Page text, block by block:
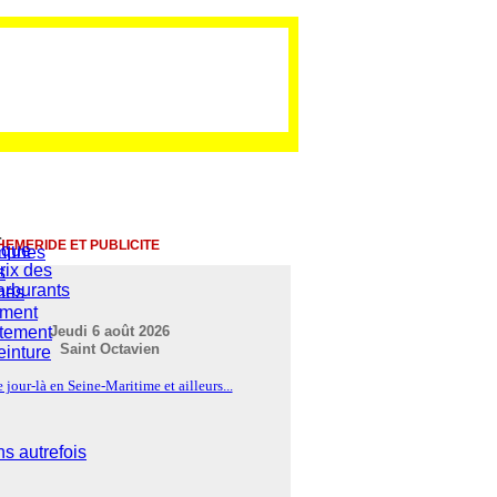
autrefois
des
ET PUBLICITE
Jeudi 6 août 2026
Saint Octavien
jour-là en Seine-Maritime et ailleurs...